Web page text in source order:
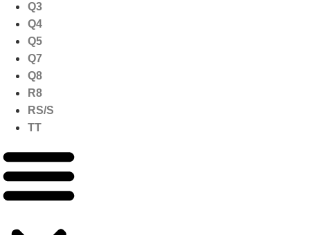
Q3
Q4
Q5
Q7
Q8
R8
RS/S
TT